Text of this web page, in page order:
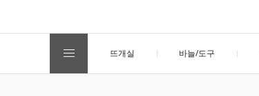
뜨개실 바늘/도구